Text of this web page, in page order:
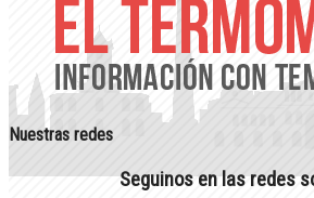
Nuestras redes
Seguinos en las redes